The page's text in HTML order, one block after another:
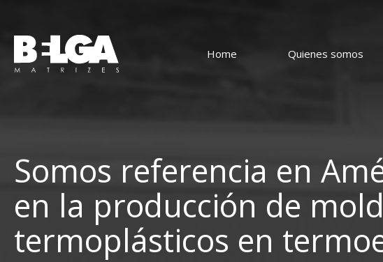
Tecnología
Clientes
Contacto
Home Quienes somos
Somos referencia en
en la producción de
termoplásticos en